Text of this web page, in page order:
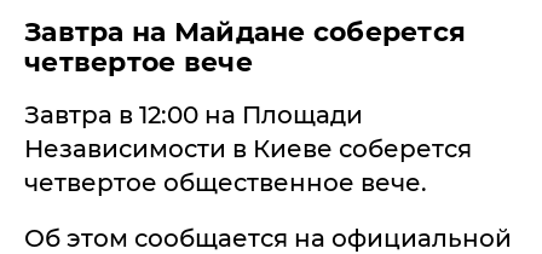
Завтра на Майдане соберется
четвертое вече
Завтра в 12:00 на Площади
Независимости в Киеве соберется
четвертое общественное вече.
Об этом сообщается на официальной